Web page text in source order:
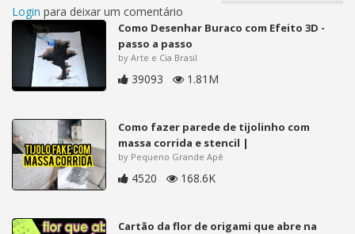
Login para deixar um comentário
Como Desenhar Buraco com Efeito 3D -
passo a passo
by Arte e Cia Brasil
39093 1.81M
Como fazer parede de tijolinho com
massa corrida e stencil |
by Pequeno Grande Apê
4520 168.6K
Cartão da flor de origami que abre na